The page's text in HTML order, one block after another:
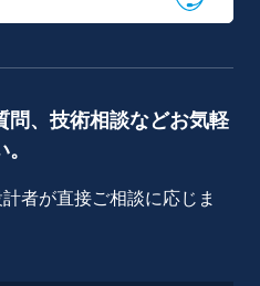
問、技術相談などお気軽
者が直接ご相談に応じま